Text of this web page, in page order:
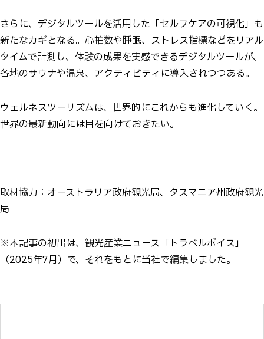
さらに、デジタルツールを活用した「セルフケアの可視化」も
新たなカギとなる。心拍数や睡眠、ストレス指標などをリアル
タイムで計測し、体験の成果を実感できるデジタルツールが、
各地のサウナや温泉、アクティビティに導入されつつある。
ウェルネスツーリズムは、世界的にこれからも進化していく。
世界の最新動向には目を向けておきたい。
取材協力：オーストラリア政府観光局、タスマニア州政府観光
局
※本記事の初出は、観光産業ニュース「トラベルボイス」
（2025年7月）で、それをもとに当社で編集しました。